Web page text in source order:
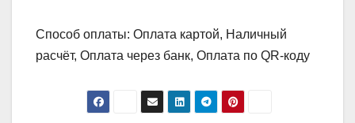
Способ оплаты: Оплата картой, Наличный
расчёт, Оплата через банк, Оплата по QR-коду